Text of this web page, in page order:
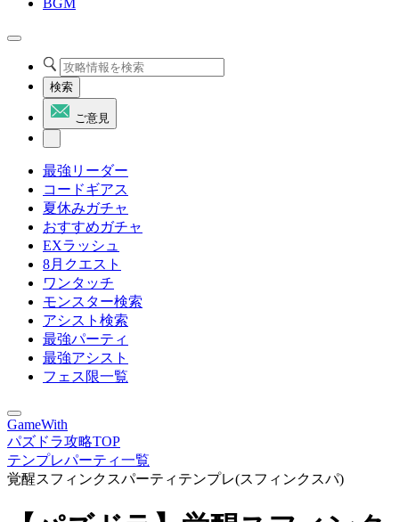
BGM
検索
ご意見
最強リーダー
コードギアス
夏休みガチャ
おすすめガチャ
EXラッシュ
8月クエスト
ワンタッチ
モンスター検索
アシスト検索
最強パーティ
最強アシスト
フェス限一覧
GameWith
パズドラ攻略TOP
テンプレパーティ一覧
覚醒スフィンクスパーティテンプレ(スフィンクスパ)